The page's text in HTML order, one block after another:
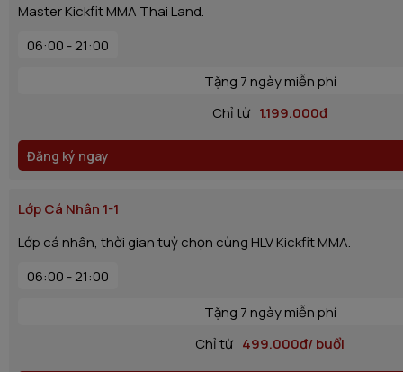
Master Kickfit MMA Thai Land.
06:00 - 21:00
Tặng 7 ngày miễn phí
Chỉ từ 1.199.000đ
Đăng ký ngay
Lớp Cá Nhân 1-1
Lớp cá nhân, thời gian tuỳ chọn cùng HLV Kickfit MMA.
06:00 - 21:00
Tặng 7 ngày miễn phí
Chỉ từ 499.000đ/ buổi